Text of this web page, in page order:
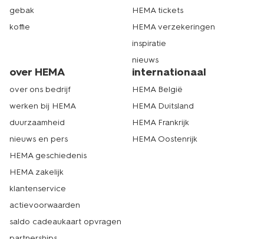
gebak
koffie
HEMA tickets
HEMA verzekeringen
inspiratie
nieuws
over HEMA
over ons bedrijf
werken bij HEMA
duurzaamheid
nieuws en pers
HEMA geschiedenis
HEMA zakelijk
klantenservice
actievoorwaarden
saldo cadeaukaart opvragen
internationaal
HEMA België
HEMA Duitsland
HEMA Frankrijk
HEMA Oostenrijk